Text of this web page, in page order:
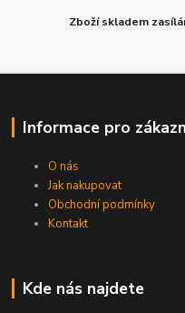
Zboží skladem
Informace pro
O nás
Jak nakupovat
Obchodní podmínky
Kontakt
Kde nás najdete